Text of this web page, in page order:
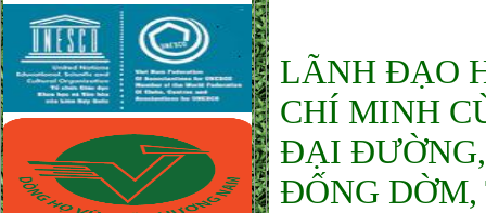
LÃNH ĐẠO
CHÍ MINH
ĐẠI
ĐỐNG DỜM,